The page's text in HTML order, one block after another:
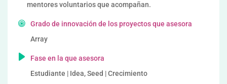
mentores voluntarios que acompañan.
Grado de innovación de los proyectos que asesora
Array
Fase en la que asesora
Estudiante | Idea, Seed | Crecimiento